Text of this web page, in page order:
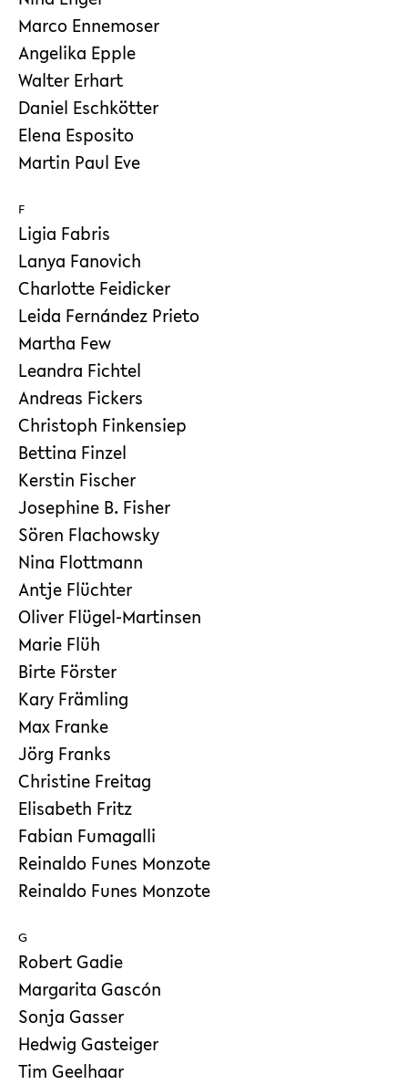
Marco Ennemoser
Angelika Epple
Walter Erhart
Daniel Eschkötter
Elena Esposito
Martin Paul Eve
F
Ligia Fabris
Lanya Fanovich
Charlotte Feidicker
Leida Fernández Prieto
Martha Few
Leandra Fichtel
Andreas Fickers
Christoph Finkensiep
Bettina Finzel
Kerstin Fischer
Josephine B. Fisher
Sören Flachowsky
Nina Flottmann
Antje Flüchter
Oliver Flügel-Martinsen
Marie Flüh
Birte Förster
Kary Främling
Max Franke
Jörg Franks
Christine Freitag
Elisabeth Fritz
Fabian Fumagalli
Reinaldo Funes Monzote
Reinaldo Funes Monzote
G
Robert Gadie
Margarita Gascón
Sonja Gasser
Hedwig Gasteiger
Tim Geelhaar